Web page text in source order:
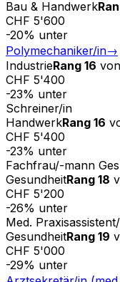
Bau & Handwerk
CHF 5'600
-20% unter
Polymechaniker/in→
IndustrieRang 16 von
CHF 5'400
-23% unter
Schreiner/in
HandwerkRang 16
CHF 5'400
-23% unter
Fachfrau/-mann
GesundheitRang 18
CHF 5'200
-26% unter
Med.
GesundheitRang 19
CHF 5'000
-29% unter